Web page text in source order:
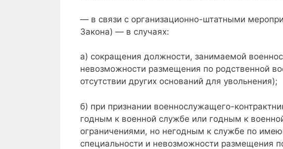
— в связи с организационно-штатными
Закона) — в случаях:
а) сокращения должности, занимаемой
невозможности размещения по родственной
отсутствии других оснований для увольнения);
б) при признании военнослужащего-
годным к военной службе или годным к
ограничениями, но негодным к службе по
специальности и невозможности размещения